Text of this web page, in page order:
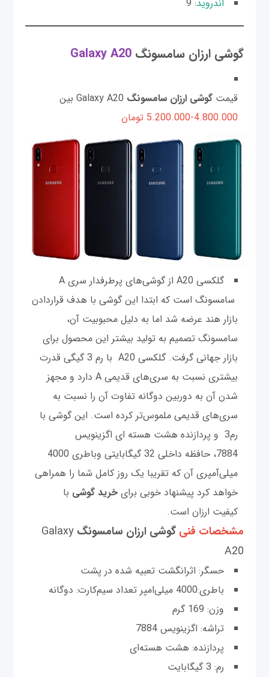
اندروید: 9
گوشی ارزان سامسونگGalaxy A20
قیمت گوشی ارزان سامسونگ
4.800.000-5.200.000 تومان
گلکسی A20 از گوشی‌های پرطرفدار سری A
سامسونگ است که ابتدا این گوشی با هدف قراردادن
بازار هند عرضه شد اما به دلیل محبوبیت آن،
سامسونگ تصمیم به تولید بیشتر این محصول برای
بازار جهانی گرفت. گلکسی A20 با رم 3 گیگی قدرت
بیشتری نسبت به سری‌های قدیمی A دارد و مجهز
شدن آن به دوربین دوگانه تفاوت آن را نسبت به
سری‌های قدیمی ملموس‌تر کرده است. این گوشی با
رم3 و پردازنده هشت هسته ای اگزینویس
7884، حافظه داخلی 32 گیگابایتی وباطری 4000
میلی‌آمپری آن که تقریبا یک روز کامل شما را همراهی
خواهد کرد پیشنهاد خوبی برایخرید گوشی با
کیفیت ارزان است.
مشخصات فنیگوشی ارزان سامسونگ Galaxy
A20
حسگر: اثرانگشت تعبیه شده در پشت
باطری:4000 میلی‌امپر تعداد سیم‌کارت: دوگانه
وزن: 169 گرم
تراشه: اگزینویس 7884
پردازنده: هشت هسته‌ای
رم: 3 گیگابایت